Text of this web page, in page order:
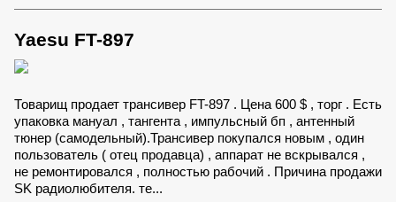
Yaesu FT-897
Товарищ продает трансивер FT-897 . Цена 600 $ , торг . Есть
упаковка мануал , тангента , импульсный бп , антенный
тюнер (самодельный).Трансивер покупался новым , один
пользователь ( отец продавца) , аппарат не вскрывался ,
не ремонтировался , полностью рабочий . Причина продажи
SK радиолюбителя. те...